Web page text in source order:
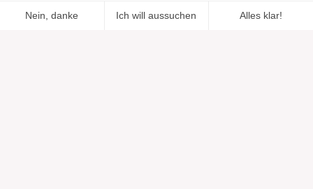
Nein, danke Ich will aussuchen Alles klar!
Zur Wishlist